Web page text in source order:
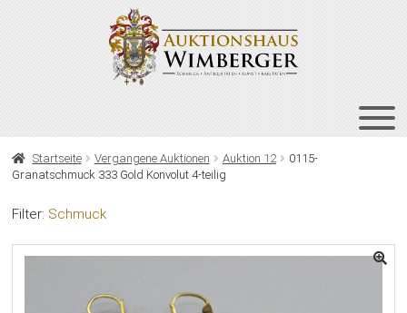
HOME
ÜBER UNS
Startseite Vergangene Auktionen Auktion 12
0115-
Granatschmuck 333 Gold Konvolut 4-teilig
Filter: Schmuck